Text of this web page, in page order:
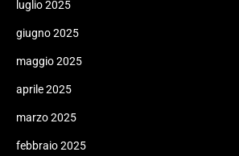
luglio 2025
giugno 2025
maggio 2025
aprile 2025
marzo 2025
febbraio 2025